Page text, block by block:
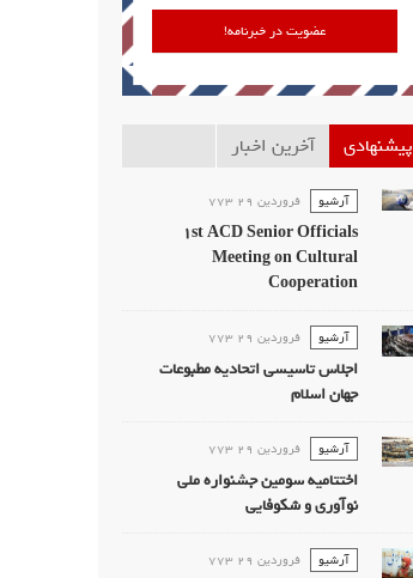
پیشنهادی آخرین اخبار
آرشیو فروردين 29 773
1st ACD Senior Officials
Meeting on Cultural
Cooperation
آرشیو فروردين 29 773
اجلاس تاسیسی اتحادیه مطبوعات
جهان اسلام
آرشیو فروردين 29 773
اختتامیه سومین جشنواره ملی
نوآوری و شکوفایی
آرشیو فروردين 29 773